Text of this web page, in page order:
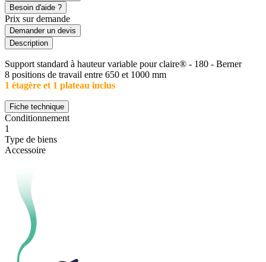
Besoin d'aide ?
Prix sur demande
Demander un devis
Description
Support standard à hauteur variable pour claire® - 180 - Berner
8 positions de travail entre 650 et 1000 mm
1 étagère et 1 plateau inclus
Fiche technique
Conditionnement
1
Type de biens
Accessoire